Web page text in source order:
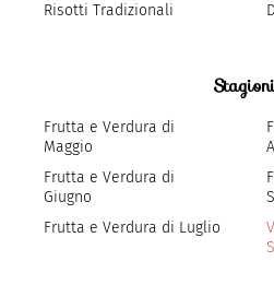
Risotti Tradizionali
Frutta e Verdura di
Maggio
Frutta e Verdura di
Giugno
Frutta e Verdura di Luglio